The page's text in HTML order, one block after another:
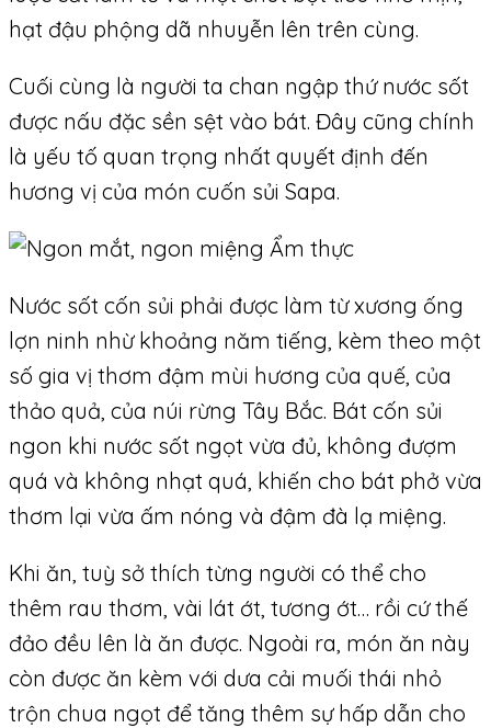
hạt đậu phộng dã nhuyễn lên trên cùng.
Cuối cùng là người ta chan ngập thứ nước sốt
được nấu đặc sền sệt vào bát. Đây cũng chính
là yếu tố quan trọng nhất quyết định đến
hương vị của món cuốn sủi Sapa.
Nước sốt cốn sủi phải được làm từ xương ống
lợn ninh nhừ khoảng năm tiếng, kèm theo một
số gia vị thơm đậm mùi hương của quế, của
thảo quả, của núi rừng Tây Bắc. Bát cốn sủi
ngon khi nước sốt ngọt vừa đủ, không đượm
quá và không nhạt quá, khiến cho bát phở vừa
thơm lại vừa ấm nóng và đậm đà lạ miệng.
Khi ăn, tuỳ sở thích từng người có thể cho
thêm rau thơm, vài lát ớt, tương ớt… rồi cứ thế
đảo đều lên là ăn được. Ngoài ra, món ăn này
còn được ăn kèm với dưa cải muối thái nhỏ
trộn chua ngọt để tăng thêm sự hấp dẫn cho